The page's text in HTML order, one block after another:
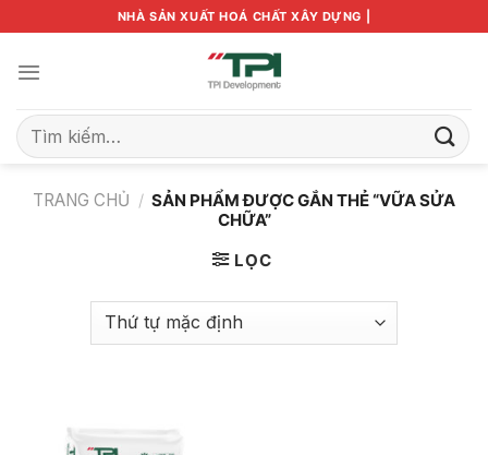
qua
nội
NHÀ SẢN XUẤT HOÁ CHẤT XÂY DỰNG |
Tìm
kiếm:
TRANG CHỦ / SẢN PHẨM ĐƯỢC GẮN THẺ “VỮA SỬA
CHỮA”
LỌC